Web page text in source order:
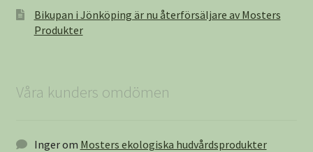
Bikupan i Jönköping är nu återförsäljare av Mosters
Produkter
Våra kunders omdömen
Ingerom Mosters ekologiska hudvårdsprodukter